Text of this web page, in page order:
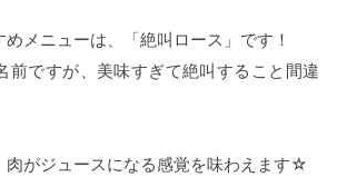
めメニューは、「絶叫ロース」です！
前ですが、美味すぎて絶叫すること間違
肉がジュースになる感覚を味わえます☆